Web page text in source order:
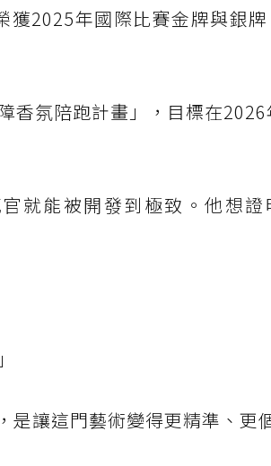
2025年國際比賽金牌與銀
香氛陪跑計畫」，目標在
就能被開發到極致。他想證
是讓這門藝術變得更精準、更